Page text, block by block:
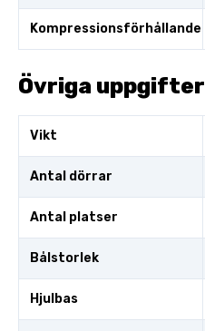
Kompressionsförhållande
Övriga uppgifter
Vikt
Antal dörrar
Antal platser
Bålstorlek
Hjulbas